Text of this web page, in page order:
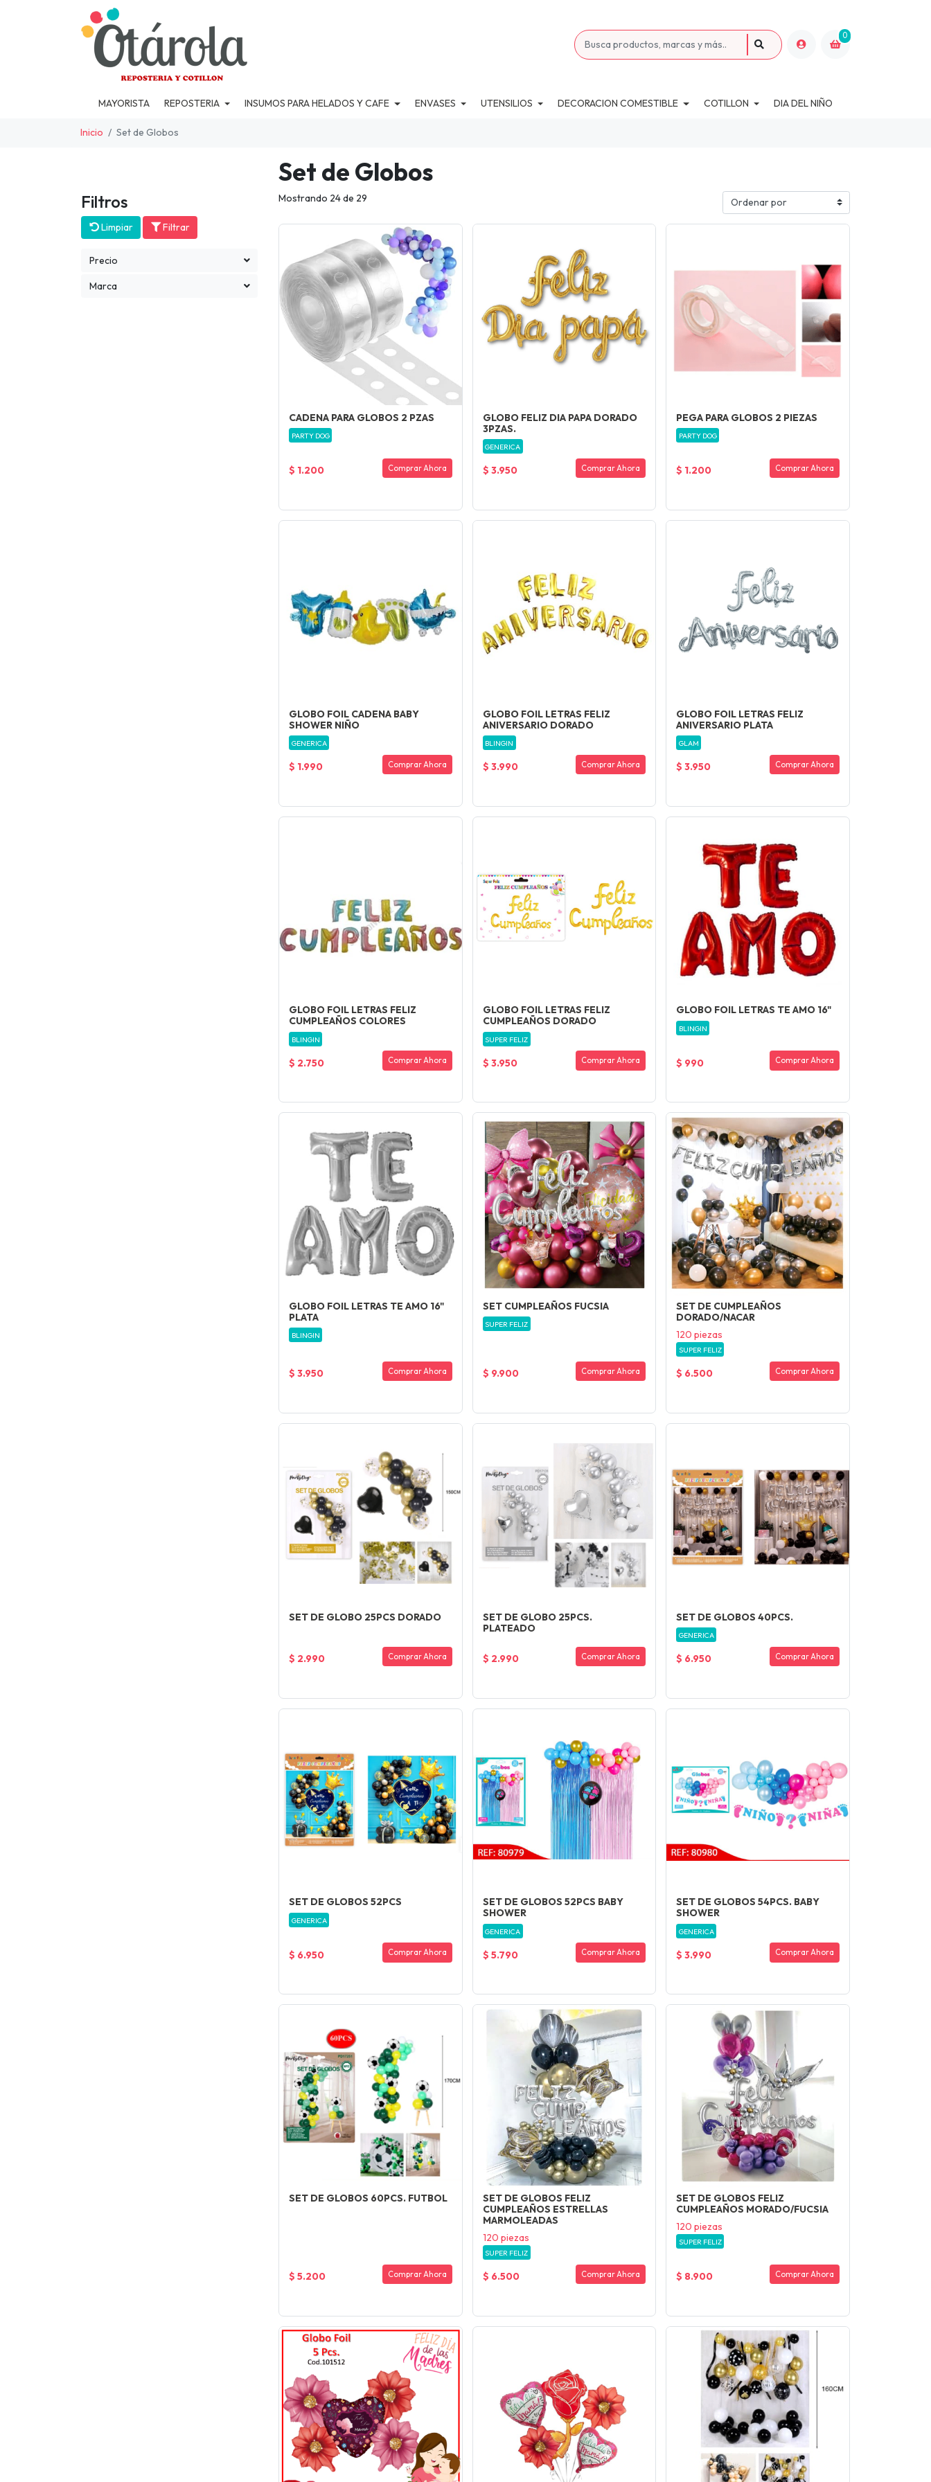
0
MAYORISTA REPOSTERIA INSUMOS PARA HELADOS Y CAFE ENVASES UTENSILIOS DECORACION COMESTIBLE COTILLON DIA DEL NIÑO
Inicio Set de Globos
Set de Globos
Filtros
Limpiar Filtrar
Precio
Marca
Mostrando 24 de 29
CADENA PARA GLOBOS 2 PZAS
PARTY DOG
$ 1.200 Comprar Ahora
GLOBO FELIZ DIA PAPA DORADO
3PZAS.
GENERICA
$ 3.950 Comprar Ahora
PEGA PARA GLOBOS 2 PIEZAS
PARTY DOG
$ 1.200 Comprar Ahora
GLOBO FOIL CADENA BABY
SHOWER NIÑO
GENERICA
$ 1.990 Comprar Ahora
GLOBO FOIL LETRAS FELIZ
ANIVERSARIO DORADO
BLINGIN
$ 3.990 Comprar Ahora
GLOBO FOIL LETRAS FELIZ
ANIVERSARIO PLATA
GLAM
$ 3.950 Comprar Ahora
GLOBO FOIL LETRAS FELIZ
CUMPLEAÑOS COLORES
BLINGIN
$ 2.750 Comprar Ahora
GLOBO FOIL LETRAS FELIZ
CUMPLEAÑOS DORADO
SUPER FELIZ
$ 3.950 Comprar Ahora
GLOBO FOIL LETRAS TE AMO 16"
BLINGIN
$ 990 Comprar Ahora
GLOBO FOIL LETRAS TE AMO 16"
PLATA
BLINGIN
$ 3.950 Comprar Ahora
SET CUMPLEAÑOS FUCSIA
SUPER FELIZ
$ 9.900 Comprar Ahora
SET DE CUMPLEAÑOS
DORADO/NACAR
120 piezas
SUPER FELIZ
$ 6.500 Comprar Ahora
SET DE GLOBO 25PCS DORADO
$ 2.990 Comprar Ahora
SET DE GLOBO 25PCS.
PLATEADO
$ 2.990 Comprar Ahora
SET DE GLOBOS 40PCS.
GENERICA
$ 6.950 Comprar Ahora
SET DE GLOBOS 52PCS
GENERICA
$ 6.950 Comprar Ahora
SET DE GLOBOS 52PCS BABY
SHOWER
GENERICA
$ 5.790 Comprar Ahora
SET DE GLOBOS 54PCS. BABY
SHOWER
GENERICA
$ 3.990 Comprar Ahora
SET DE GLOBOS 60PCS. FUTBOL
$ 5.200 Comprar Ahora
SET DE GLOBOS FELIZ
CUMPLEAÑOS ESTRELLAS
MARMOLEADAS
120 piezas
SUPER FELIZ
$ 6.500 Comprar Ahora
SET DE GLOBOS FELIZ
CUMPLEAÑOS MORADO/FUCSIA
120 piezas
SUPER FELIZ
$ 8.900 Comprar Ahora